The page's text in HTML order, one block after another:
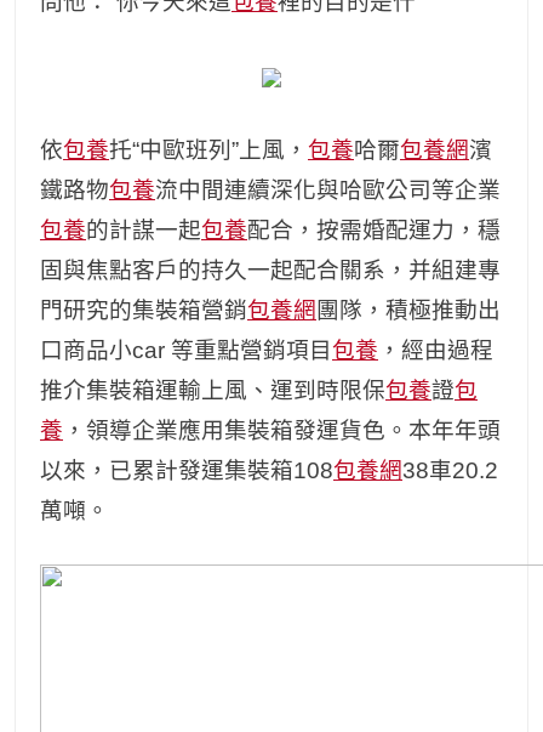
依包養托“中歐班列”上風， 包養哈爾包養網濱
鐵路物包養流中間連續深化與哈歐公司等企業
包養的計謀一起包養配合，按需婚配運力，穩
固與焦點客戶的持久一起配合關系，并組建專
門研究的集裝箱營銷包養網 團隊，積極推動出
口商品小car 等重點營銷項目包養 ，經由過程
推介集裝箱運輸上風、運到時限保包養證包
養 ，領導企業應用集裝箱發運貨色。本年年頭
以來，已累計發運集裝箱108包養網38車20.2
萬噸。